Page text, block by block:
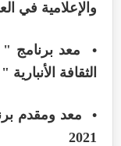
والإعلامية في
• معد برنامج "
الثقافة الأنبارية
• معد ومقدم
2021